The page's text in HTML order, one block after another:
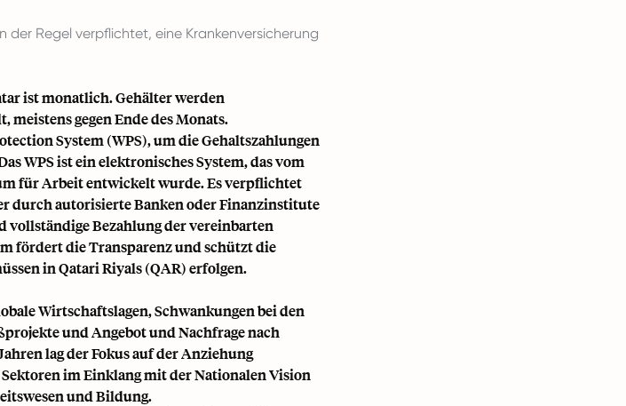
der Regel verpflichtet, eine Krankenversicherung
ist monatlich. Gehälter werden
gegen Ende des Monats.
System (WPS), um die Gehaltszahlungen
WPS ist ein elektronisches System, das vom
für Arbeit entwickelt wurde. Es verpflichtet
durch autorisierte Banken oder Finanzinstitute
vollständige Bezahlung der vereinbarten
fördert die Transparenz und schützt die
in Qatari Riyals (QAR) erfolgen.
Wirtschaftslagen, Schwankungen bei den
und Angebot und Nachfrage nach
lag der Fokus auf der Anziehung
im Einklang mit der Nationalen Vision
und Bildung.